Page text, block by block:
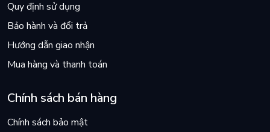
Quy định sử dụng
Bảo hành và đổi trả
Hướng dẫn giao nhận
Mua hàng và thanh toán
Chính sách bán hàng
Chính sách bảo mật